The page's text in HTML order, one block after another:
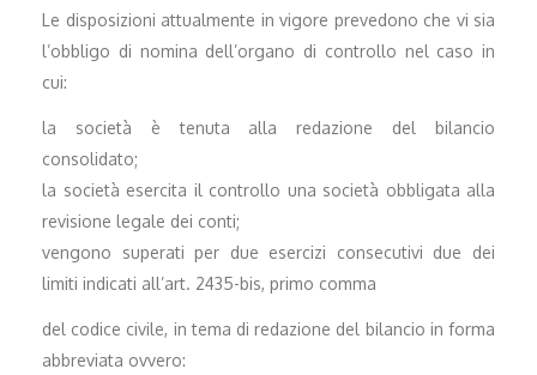
Le disposizioni attualmente in vigore prevedono che vi sia
l’obbligo di nomina dell’organo di controllo nel caso in
cui:
la società è tenuta alla redazione del bilancio
consolidato;
la società esercita il controllo una società obbligata alla
revisione legale dei conti;
vengono superati per due esercizi consecutivi due dei
limiti indicati all’art. 2435-bis, primo comma
del codice civile, in tema di redazione del bilancio in forma
abbreviata ovvero: